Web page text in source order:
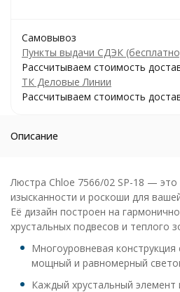
Самовывоз
Пункты выдачи СДЭК
Рассчитываем стоимость
ТК Деловые Линии
Рассчитываем стоимость
Описание
Люстра Chloe 7566/02 SP-18 —
изысканности и роскоши для
Её дизайн построен на
хрустальных подвесов и теплого
Многоуровневая
мощный и равномерный
Каждый хрустальный элемент